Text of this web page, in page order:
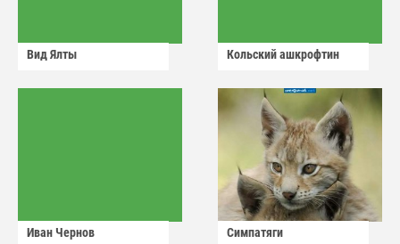
Вид Ялты Кольский ашкрофтин
Иван Чернов Симпатяги